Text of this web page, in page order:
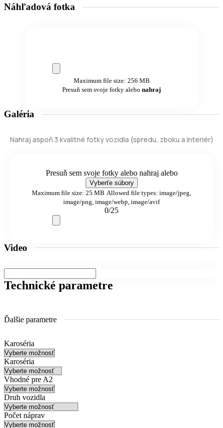
Náhľadová fotka
Maximum file size: 256 MB
Presuň sem svoje fotky alebo nahraj
Galéria
Nahraj aspoň 3 kvalitné fotky vozidla (spredu, zboku a interiér)
Presuň sem svoje fotky alebo nahraj alebo
Vyberťe súbory
Maximum file size: 25 MB Allowed file types: image/jpeg,
image/png, image/webp, image/avif
0/25
Video
Technické parametre
Ďalšie parametre
Karoséria
Karoséria
Vhodné pre A2
Druh vozidla
Počet náprav